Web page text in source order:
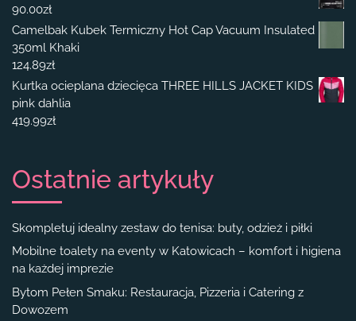
90.00zł
Camelbak Kubek Termiczny Hot Cap Vacuum Insulated
350ml Khaki
124.89zł
Kurtka ocieplana dziecięca THREE HILLS JACKET KIDS
pink dahlia
419.99zł
Ostatnie artykuły
Skompletuj idealny zestaw do tenisa: buty, odzież i piłki
Mobilne toalety na eventy w Katowicach – komfort i higiena
na każdej imprezie
Bytom Pełen Smaku: Restauracja, Pizzeria i Catering z
Dowozem